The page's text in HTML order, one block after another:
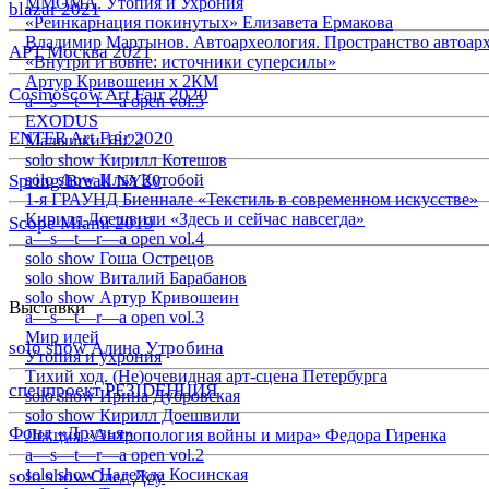
blazar 2021
АРТ Москва 2021
Cosmoscow Art Fair 2020
ENTER Art Fair 2020
Spring/Break NY20
Scope Miami 2019
Выставки
solo show Алина Утробина
спецпроект РЕЗIDЕНЦИЯ
Фонд «Друзья»
solo show Олег Доу
«Реинкарнация покинутых» Елизавета Ермакова
Владимир Мартынов. Автоархеология. Пространство
«Внутри и вовне: источники суперсилы»
Артур Кривошеин х 2КМ
a—s—t—r—a open vol.5
EXODUS
Малышки 18:22
solo show Кирилл Котешов
solo show Илья Кутобой
1-я ГРАУНД Биеннале «Текстиль в современном искусстве»
Кирилл Доешвили «Здесь и сейчас навсегда»
a—s—t—r—a open vol.4
solo show Гоша Острецов
solo show Виталий Барабанов
solo show Артур Кривошеин
a—s—t—r—a open vol.3
Мир идей
Утопия и ухрония
Тихий ход. (Не)очевидная арт-сцена Петербурга
solo show Ирина Дубровская
solo show Кирилл Доешвили
Лекция «Антропология войны и мира» Федора Гиренка
a—s—t—r—a open vol.2
solo show Надежда Косинская